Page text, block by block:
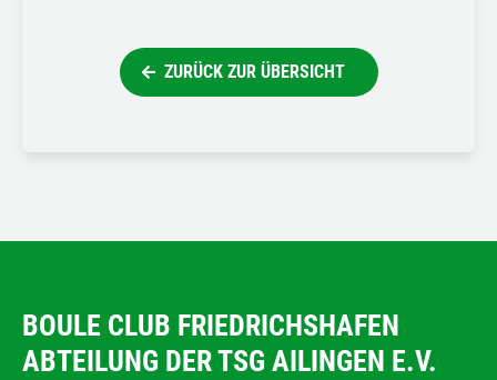
ZURÜCK ZUR ÜBERSICHT
BOULE CLUB FRIEDRICHSHAFEN
ABTEILUNG DER TSG AILINGEN E.V.